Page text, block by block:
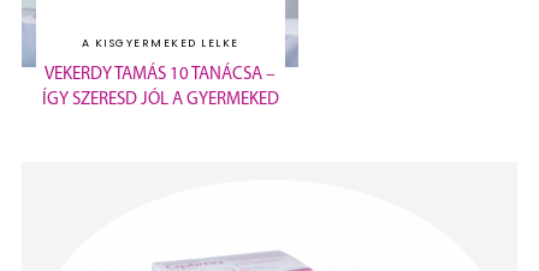
A KISGYERMEKED LELKE
VEKERDY TAMÁS 10 TANÁCSA –
ÍGY SZERESD JÓL A GYERMEKED